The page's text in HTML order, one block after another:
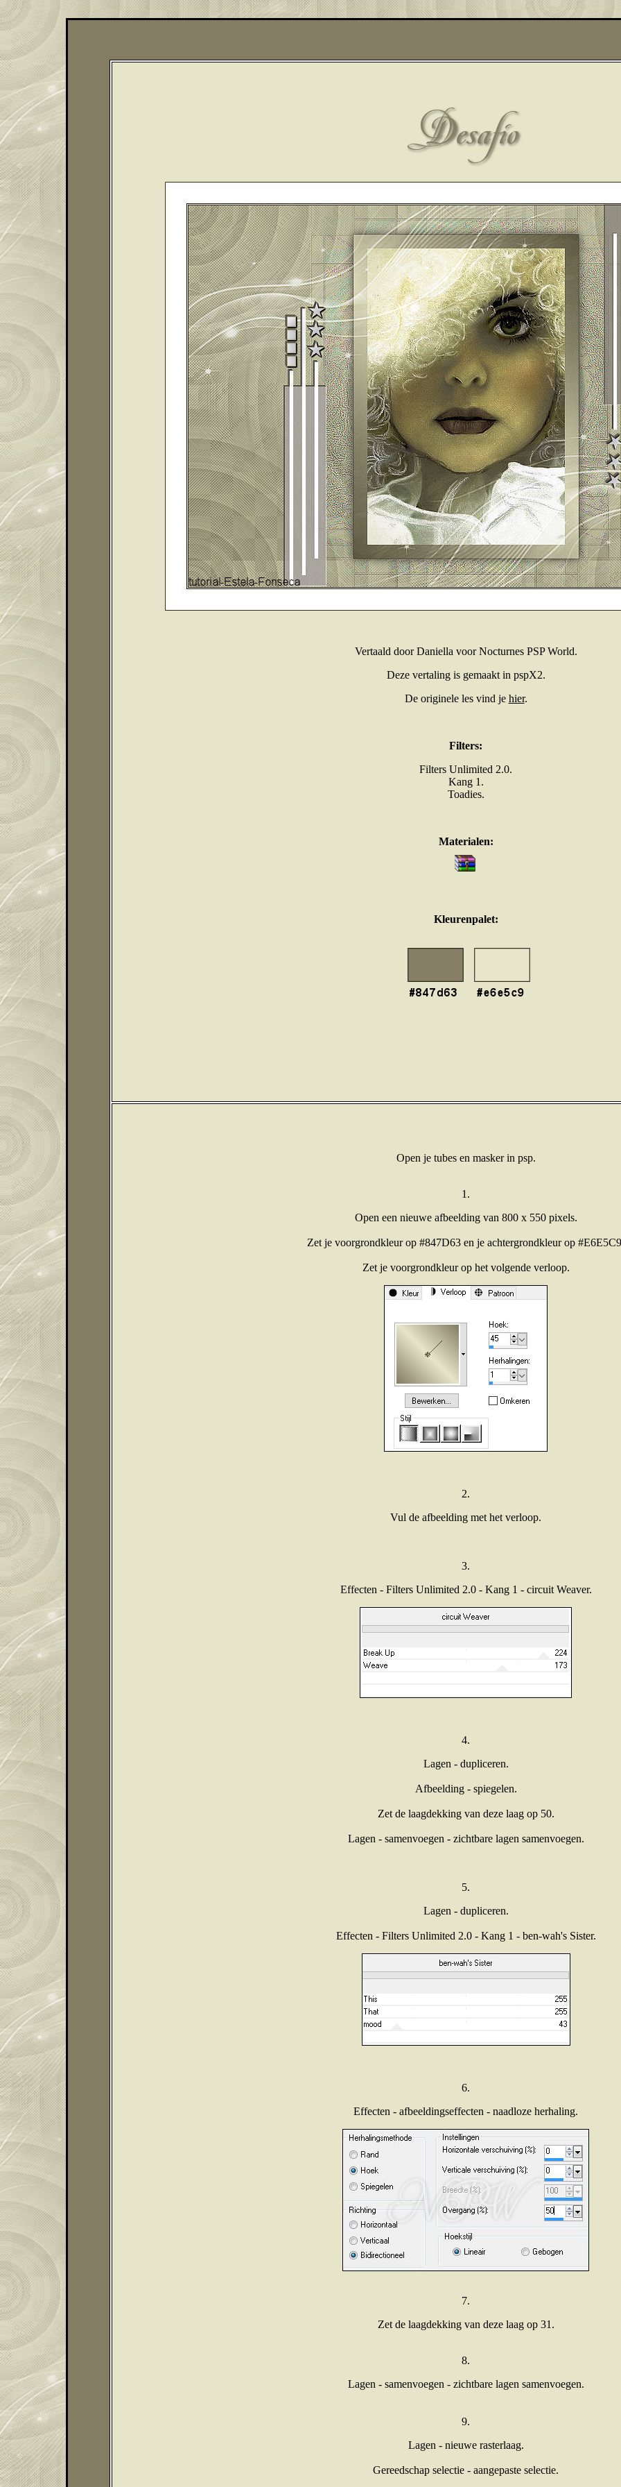
Vertaald door Daniella voor Nocturnes PSP World.
Deze vertaling is gemaakt in pspX2.
De originele les vind je hier.
Filters:
Filters Unlimited 2.0.
Kang 1.
Toadies.
Materialen:
Kleurenpalet:
Open je tubes en masker in psp.
1.
Open een nieuwe afbeelding van 800 x 550 pixels.
Zet je voorgrondkleur op #847D63 en je achtergrondkleur op
Zet je voorgrondkleur op het volgende verloop.
2.
Vul de afbeelding met het verloop.
3.
Effecten - Filters Unlimited 2.0 - Kang 1 - circuit Weaver.
4.
Lagen - dupliceren.
Afbeelding - spiegelen.
Zet de laagdekking van deze laag op 50.
Lagen - samenvoegen - zichtbare lagen samenvoegen.
5.
Lagen - dupliceren.
Effecten - Filters Unlimited 2.0 - Kang 1 - ben-wah's Sister.
6.
Effecten - afbeeldingseffecten - naadloze herhaling.
7.
Zet de laagdekking van deze laag op 31.
8.
Lagen - samenvoegen - zichtbare lagen samenvoegen.
9.
Lagen - nieuwe rasterlaag.
Gereedschap selectie - aangepaste selectie.